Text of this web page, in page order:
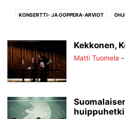
KONSERTTI- JA OOPPERA-ARVIOT
Kekkonen,
Matti Tuomela -
huippuhetki